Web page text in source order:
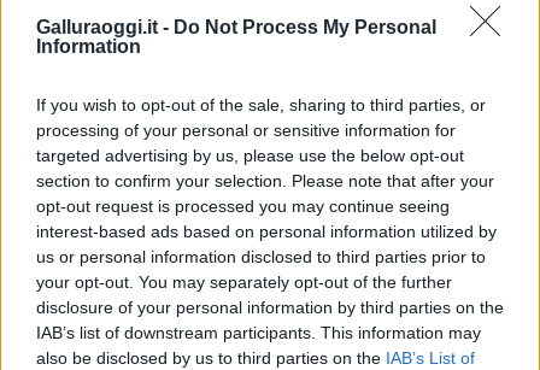
Galluraoggi.it - Do Not Process My Personal
Information
If you wish to opt-out of the sale, sharing to third parties, or
processing of your personal or sensitive information for
targeted advertising by us, please use the below opt-out
section to confirm your selection. Please note that after your
opt-out request is processed you may continue seeing
interest-based ads based on personal information utilized by
us or personal information disclosed to third parties prior to
your opt-out. You may separately opt-out of the further
disclosure of your personal information by third parties on the
IAB’s list of downstream participants. This information may
also be disclosed by us to third parties on the IAB’s List of
NECROLOGIE
Mario Malu